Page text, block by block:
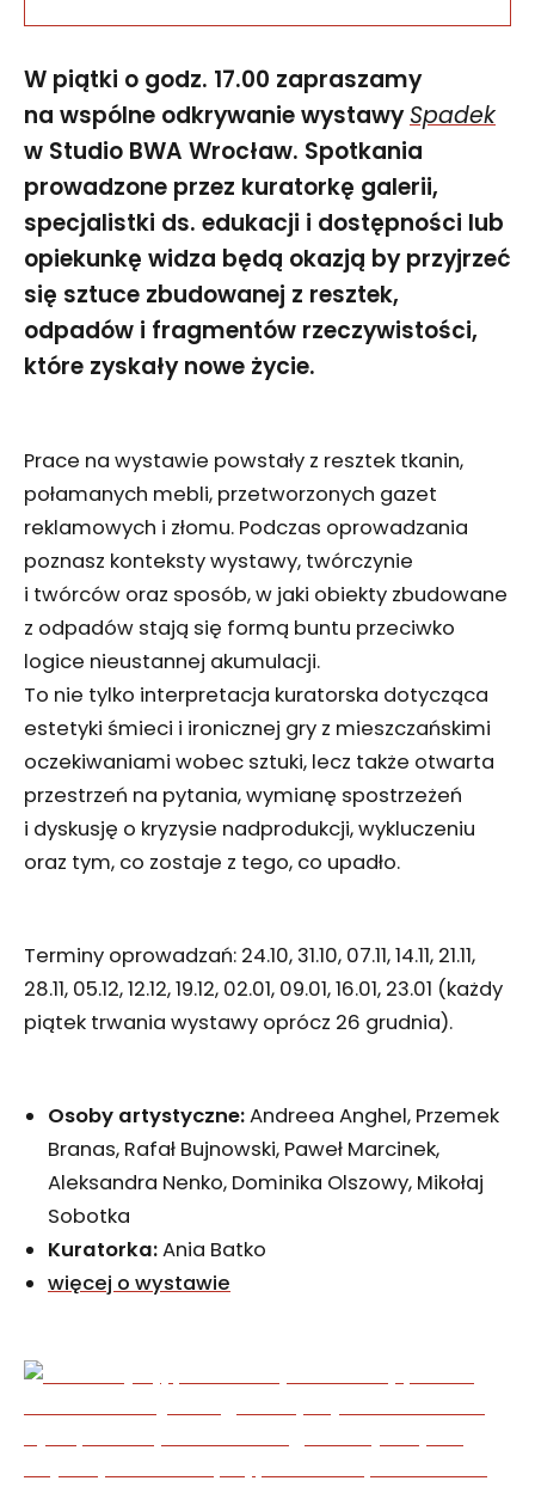
W piątki o godz. 17.00 zapraszamy
na wspólne odkrywanie wystawySpadek
w Studio BWA Wrocław. Spotkania
prowadzone przez kuratorkę galerii,
specjalistki ds. edukacji i dostępności lub
opiekunkę widza będą okazją by przyjrzeć
się sztuce zbudowanej z resztek,
odpadów i fragmentów rzeczywistości,
które zyskały nowe życie.
Prace na wystawie powstały z resztek tkanin,
połamanych mebli, przetworzonych gazet
reklamowych i złomu. Podczas oprowadzania
poznasz konteksty wystawy, twórczynie
i twórców oraz sposób, w jaki obiekty zbudowane
z odpadów stają się formą buntu przeciwko
logice nieustannej akumulacji.
To nie tylko interpretacja kuratorska dotycząca
estetyki śmieci i ironicznej gry z mieszczańskimi
oczekiwaniami wobec sztuki, lecz także otwarta
przestrzeń na pytania, wymianę spostrzeżeń
i dyskusję o kryzysie nadprodukcji, wykluczeniu
oraz tym, co zostaje z tego, co upadło.
Terminy oprowadzań: 24.10, 31.10, 07.11, 14.11, 21.11,
28.11, 05.12, 12.12, 19.12, 02.01, 09.01, 16.01, 23.01 (każdy
piątek trwania wystawy oprócz 26 grudnia).
Osoby artystyczne:Andreea Anghel, Przemek
Branas, Rafał Bujnowski, Paweł Marcinek,
Aleksandra Nenko, Dominika Olszowy, Mikołaj
Sobotka
Kuratorka:Ania Batko
więcej o wystawie